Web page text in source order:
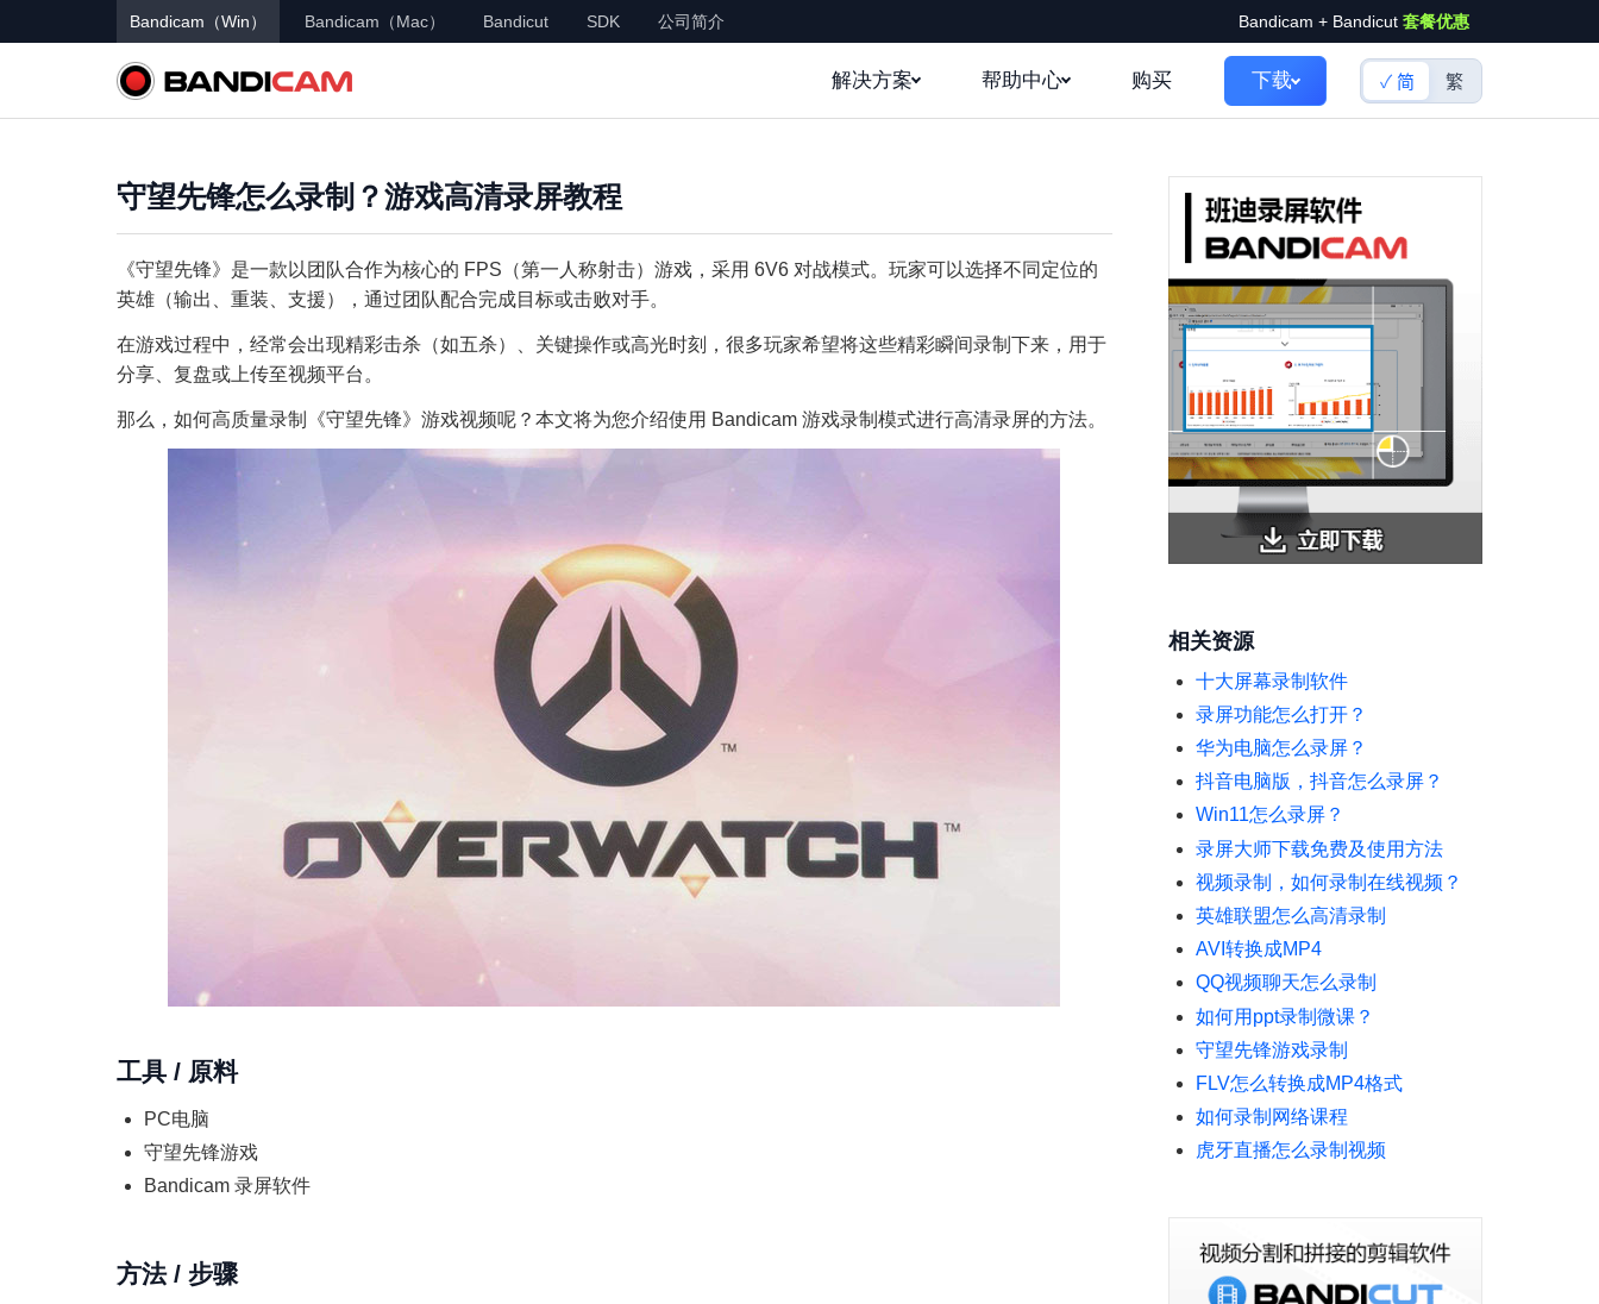
Bandicam（Win） Bandicam（Mac） Bandicut SDK 公司简介 Bandicam + Bandicut 套餐优惠
解决方案 帮助中心 购买 下载 简 繁
守望先锋怎么录制？游戏高清录屏教程
《守望先锋》是一款以团队合作为核心的 FPS（第一人称射击）游戏，采用 6V6 对战模式。玩家可以选择不同定位的
英雄（输出、重装、支援），通过团队配合完成目标或击败对手。
在游戏过程中，经常会出现精彩击杀（如五杀）、关键操作或高光时刻，很多玩家希望将这些精彩瞬间录制下来，用于
分享、复盘或上传至视频平台。
那么，如何高质量录制《守望先锋》游戏视频呢？本文将为您介绍使用 Bandicam 游戏录制模式进行高清录屏的方法。
工具 / 原料
PC电脑
守望先锋游戏
Bandicam 录屏软件
方法 / 步骤
相关资源
十大屏幕录制软件
录屏功能怎么打开？
华为电脑怎么录屏？
抖音电脑版，抖音怎么录屏？
Win11怎么录屏？
录屏大师下载免费及使用方法
视频录制，如何录制在线视频？
英雄联盟怎么高清录制
AVI转换成MP4
QQ视频聊天怎么录制
如何用ppt录制微课？
守望先锋游戏录制
FLV怎么转换成MP4格式
如何录制网络课程
虎牙直播怎么录制视频